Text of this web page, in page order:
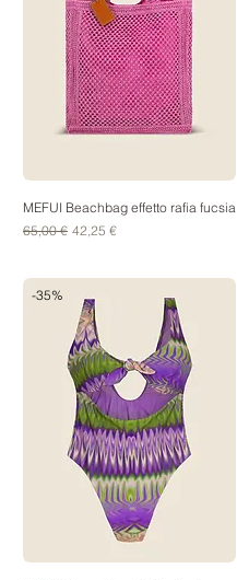
MEFUI Beachbag effetto rafia fucsia
Prezzo regolare
65,00 € Prezzo scontato
42,25 €
-35%